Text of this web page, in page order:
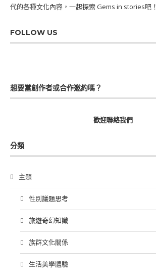
代的各種文化內容，一起探索 Gems in stories吧！
FOLLOW US
想要當創作者或合作邀約嗎？
歡迎聯絡我們
分類
主題
性別議題思考
旅遊奇幻知識
族群文化關係
生活美學體驗